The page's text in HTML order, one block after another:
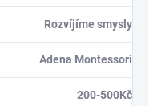
Rozvíjíme smysly
Adena Montessori
200-500Kč